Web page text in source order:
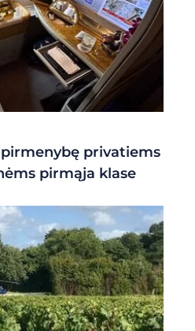
privatiems
pirmąja klase